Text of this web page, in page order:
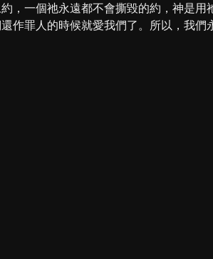
，一個祂永遠都不會撕毀的約，神是用
作罪人的時候就愛我們了。所以，我